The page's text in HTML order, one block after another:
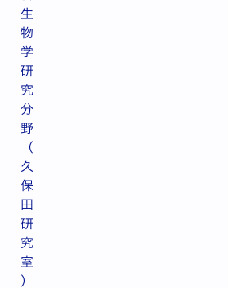
生
物
学
研
究
分
野
（
久
保
田
研
究
室
）